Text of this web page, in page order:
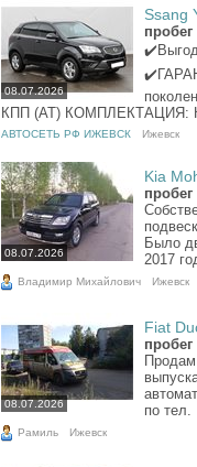
08.07.2026
Ssang
КПП (АТ) КОМПЛЕКТАЦИЯ:
АВТОСЕТЬ РФ ИЖЕВСК Ижевск
08.07.2026
Kia
Было
2017
Владимир Михайлович Ижевск
08.07.2026
Fiat
по тел.
Рамиль Ижевск